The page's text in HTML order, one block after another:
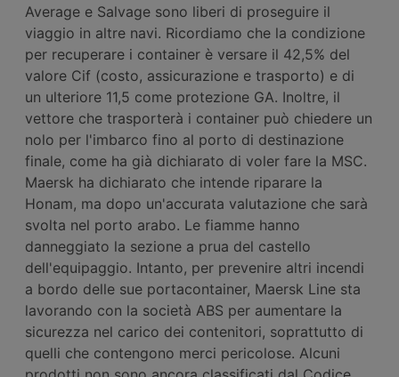
Average e Salvage sono liberi di proseguire il
viaggio in altre navi. Ricordiamo che la condizione
per recuperare i container è versare il 42,5% del
valore Cif (costo, assicurazione e trasporto) e di
un ulteriore 11,5 come protezione GA. Inoltre, il
vettore che trasporterà i container può chiedere un
nolo per l'imbarco fino al porto di destinazione
finale, come ha già dichiarato di voler fare la MSC.
Maersk ha dichiarato che intende riparare la
Honam, ma dopo un'accurata valutazione che sarà
svolta nel porto arabo. Le fiamme hanno
danneggiato la sezione a prua del castello
dell'equipaggio. Intanto, per prevenire altri incendi
a bordo delle sue portacontainer, Maersk Line sta
lavorando con la società ABS per aumentare la
sicurezza nel carico dei contenitori, soprattutto di
quelli che contengono merci pericolose. Alcuni